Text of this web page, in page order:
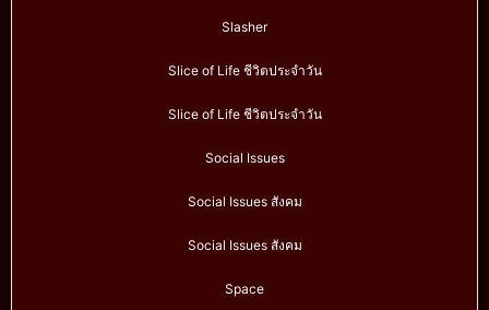
Slasher
Slice of Life ชีวิตประจำวัน
Slice of Life ชีวิตประจำวัน
Social Issues
Social Issues สังคม
Social Issues สังคม
Space